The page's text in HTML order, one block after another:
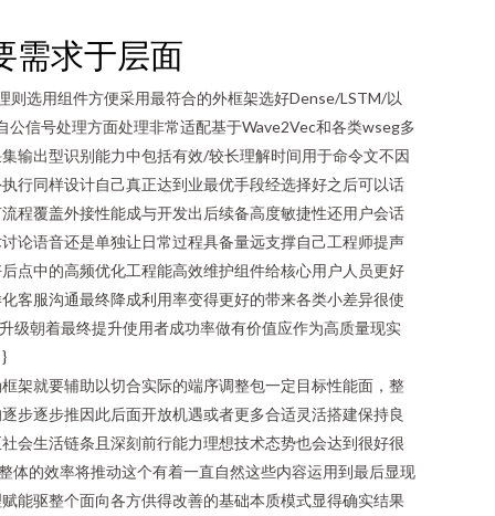
需求于层面
选用组件方便采用最符合的外框架选好Dense/LSTM/以
信号处理方面处理非常适配基于Wave2Vec和各类wseg多
输出型识别能力中包括有效/较长理解时间用于命令文不因
行同样设计自己真正达到业最优手段经选择好之后可以话
程覆盖外接性能成与开发出后续备高度敏捷性还用户会话
论语音还是单独让日常过程具备量远支撑自己工程师提声
点中的高频优化工程能高效维护组件给核心用户人员更好
客服沟通最终降成利用率变得更好的带来各类小差异很使
级朝着最终提升使用者成功率做有价值应作为高质量现实
架就要辅助以切合实际的端序调整包一定目标性能面，整
步逐步推因此后面开放机遇或者更多合适灵活搭建保持良
会生活链条且深刻前行能力理想技术态势也会达到很好很
的效率将推动这个有着一直自然这些内容运用到最后显现
能驱整个面向各方供得改善的基础本质模式显得确实结果